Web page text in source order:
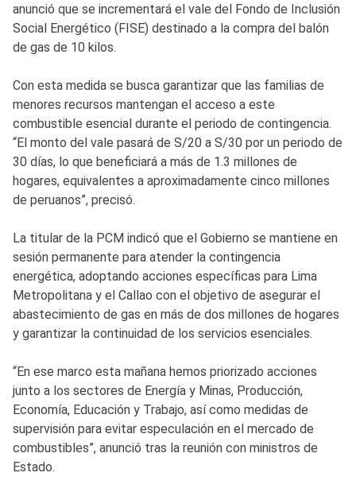
anunció que se incrementará el vale del Fondo de Inclusión
Social Energético (FISE) destinado a la compra del balón
de gas de 10 kilos.
Con esta medida se busca garantizar que las familias de
menores recursos mantengan el acceso a este
combustible esencial durante el periodo de contingencia.
“El monto del vale pasará de S/20 a S/30 por un periodo de
30 días, lo que beneficiará a más de 1.3 millones de
hogares, equivalentes a aproximadamente cinco millones
de peruanos”, precisó.
La titular de la PCM indicó que el Gobierno se mantiene en
sesión permanente para atender la contingencia
energética, adoptando acciones específicas para Lima
Metropolitana y el Callao con el objetivo de asegurar el
abastecimiento de gas en más de dos millones de hogares
y garantizar la continuidad de los servicios esenciales.
“En ese marco esta mañana hemos priorizado acciones
junto a los sectores de Energía y Minas, Producción,
Economía, Educación y Trabajo, así como medidas de
supervisión para evitar especulación en el mercado de
combustibles”, anunció tras la reunión con ministros de
Estado.